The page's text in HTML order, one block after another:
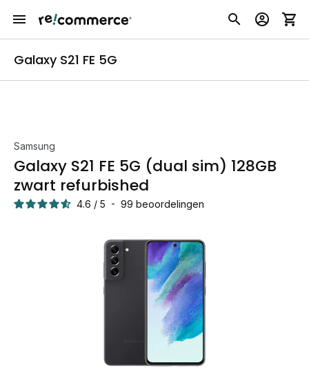
Galaxy S21 FE 5G
Samsung
Galaxy S21 FE 5G (dual sim) 128GB
zwart refurbished
4.6 / 5 - 99 beoordelingen